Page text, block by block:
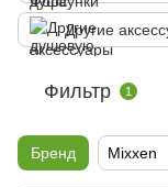
Фильтр 1
Бренд Mixxen